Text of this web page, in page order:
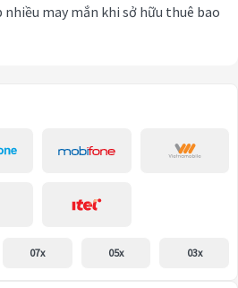
nhiều may mắn khi sở hữu thuê bao
07x 05x 03x